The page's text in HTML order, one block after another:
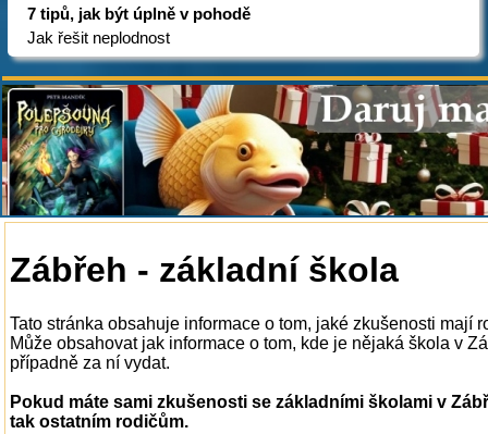
7 tipů, jak být úplně v pohodě
Jak řešit neplodnost
Zábřeh - základní škola
Tato stránka obsahuje informace o tom, jaké zkušenosti mají
Může obsahovat jak informace o tom, kde je nějaká škola v
případně za ní vydat.
Pokud máte sami zkušenosti se základními školami v
tak ostatním rodičům.